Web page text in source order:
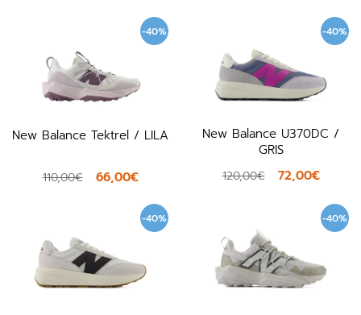
-40%
New Balance Tektrel / LILA
110,00€ 66,00€
-40%
New Balance U370DC /
GRIS
120,00€ 72,00€
-40% -40%